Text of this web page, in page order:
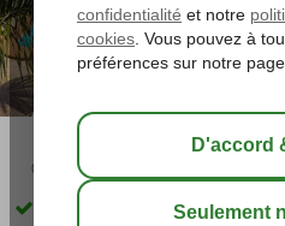
04:30
Un jardin joliment aménagé